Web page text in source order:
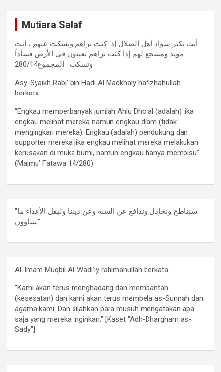
Mutiara Salaf
أنت تكثر سواد أهل الضلال إذا كنت تراهم وتسكت عنهم ، أنت
مؤيد ومشجع لهم إذا كنت تراهم يعيثون في الأرض فساداً
وتسكت . المجموع280/14
Asy-Syaikh Rabi’ bin Hadi Al Madkhaly hafizhahullah
berkata:
“Engkau memperbanyak jumlah Ahlu Dholal (adalah) jika
engkau melihat mereka namun engkau diam (tidak
mengingkari mereka). Engkau (adalah) pendukung dan
supporter mereka jika engkau melihat mereka melakukan
kerusakan di muka bumi, namun engkau hanya membisu”
(Majmu’ Fatawa 14/280)
"سنناطح ونجادل وندافع عن السنة وعن ديننا وليقل الأعداء ما
يشاؤون"
Al-Imam Muqbil Al-Wadi'iy rahimahullah berkata:
"Kami akan terus menghadang dan membantah
(kesesatan) dan kami akan terus membela as-Sunnah dan
agama kami. Dan silahkan para musuh mengatakan apa
saja yang mereka inginkan." [Kaset "Adh-Dhargham as-
Sady"]